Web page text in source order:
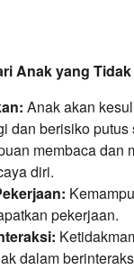
Anak yang
Anak akan
dan berisiko putus
membaca dan
diri.
pekerjaan.
dalam